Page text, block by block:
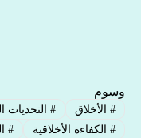
وسوم
#الأخلاق #التحديات
#الكفاءة الأخلاقية #